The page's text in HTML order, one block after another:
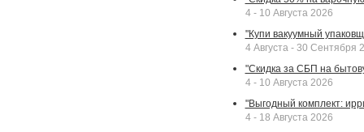
4 - 10 Августа 2026
"Купи вакуумный
4 Августа - 30 Сентября
"Скидка за СБП на
4 - 10 Августа 2026
"Выгодный комплект:
4 - 18 Августа 2026